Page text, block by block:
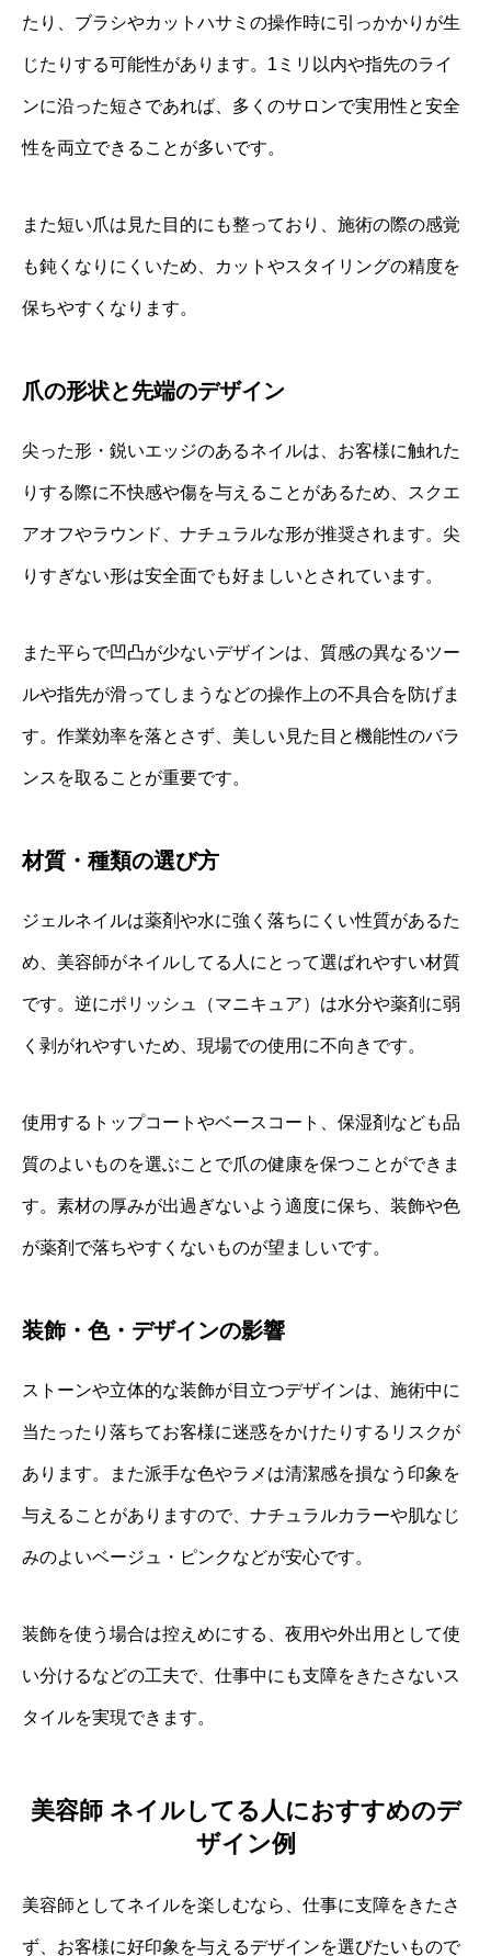
たり、ブラシやカットハサミの操作時に引っかかりが生
じたりする可能性があります。1ミリ以内や指先のライ
ンに沿った短さであれば、多くのサロンで実用性と安全
性を両立できることが多いです。
また短い爪は見た目的にも整っており、施術の際の感覚
も鈍くなりにくいため、カットやスタイリングの精度を
保ちやすくなります。
爪の形状と先端のデザイン
尖った形・鋭いエッジのあるネイルは、お客様に触れた
りする際に不快感や傷を与えることがあるため、スクエ
アオフやラウンド、ナチュラルな形が推奨されます。尖
りすぎない形は安全面でも好ましいとされています。
また平らで凹凸が少ないデザインは、質感の異なるツー
ルや指先が滑ってしまうなどの操作上の不具合を防げま
す。作業効率を落とさず、美しい見た目と機能性のバラ
ンスを取ることが重要です。
材質・種類の選び方
ジェルネイルは薬剤や水に強く落ちにくい性質があるた
め、美容師がネイルしてる人にとって選ばれやすい材質
です。逆にポリッシュ（マニキュア）は水分や薬剤に弱
く剥がれやすいため、現場での使用に不向きです。
使用するトップコートやベースコート、保湿剤なども品
質のよいものを選ぶことで爪の健康を保つことができま
す。素材の厚みが出過ぎないよう適度に保ち、装飾や色
が薬剤で落ちやすくないものが望ましいです。
装飾・色・デザインの影響
ストーンや立体的な装飾が目立つデザインは、施術中に
当たったり落ちてお客様に迷惑をかけたりするリスクが
あります。また派手な色やラメは清潔感を損なう印象を
与えることがありますので、ナチュラルカラーや肌なじ
みのよいベージュ・ピンクなどが安心です。
装飾を使う場合は控えめにする、夜用や外出用として使
い分けるなどの工夫で、仕事中にも支障をきたさないス
タイルを実現できます。
美容師 ネイルしてる人におすすめのデ
ザイン例
美容師としてネイルを楽しむなら、仕事に支障をきたさ
ず、お客様に好印象を与えるデザインを選びたいもので